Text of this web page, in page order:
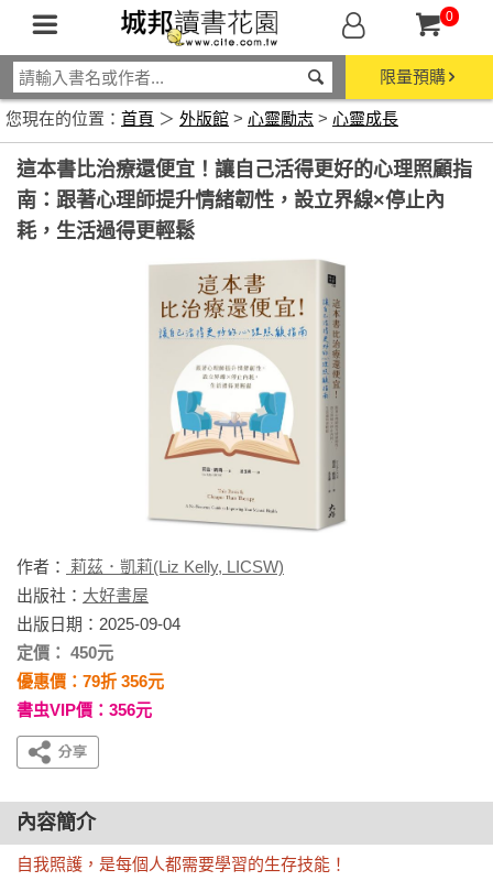
0
限量預購
您現在的位置： 首頁 ＞ 外版館 > 心靈勵志 > 心靈成長
這本書比治療還便宜！讓自己活得更好的心理照顧指
南：跟著心理師提升情緒韌性，設立界線×停止內
耗，生活過得更輕鬆
作者：
莉茲．凱莉(Liz Kelly, LICSW)
出版社： 大好書屋
出版日期：2025-09-04
定價： 450元
優惠價：79折 356元
書虫VIP價：356元
內容簡介
自我照護，是每個人都需要學習的生存技能！